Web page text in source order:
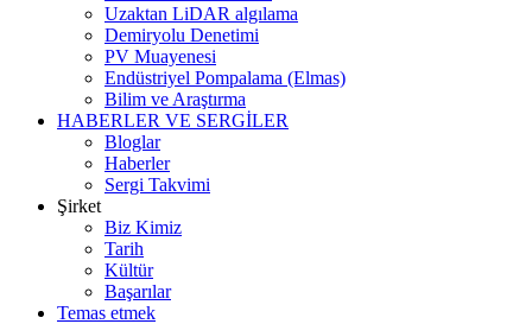
Uzaktan LiDAR algılama
Demiryolu Denetimi
PV Muayenesi
Endüstriyel Pompalama (Elmas)
Bilim ve Araştırma
HABERLER VE SERGİLER
Bloglar
Haberler
Sergi Takvimi
Şirket
Biz Kimiz
Tarih
Kültür
Başarılar
Temas etmek